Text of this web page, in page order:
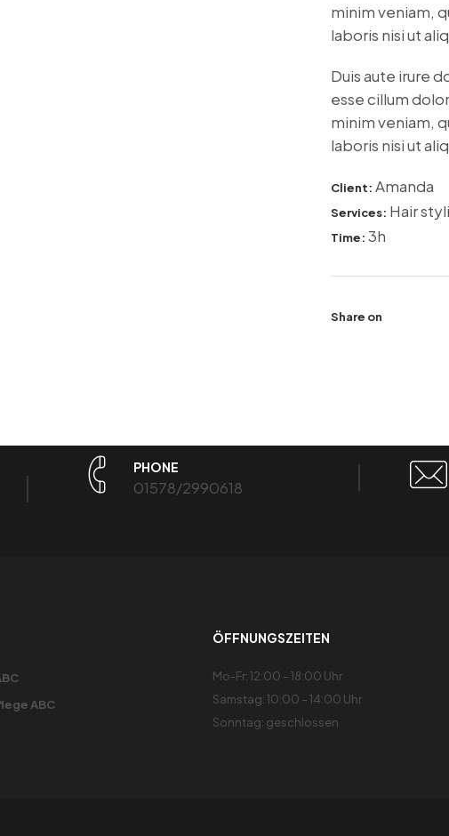
minim veniam,
laboris nisi ut
Duis aute irure
esse cillum
minim veniam,
laboris nisi ut
Client: Amanda
Services: Hair
Time: 3h
Share on
PHONE
01578/2990618
ABC
ÖFFNUNGSZEITEN
Mo-Fr: 12:00 – 18:00 Uhr
Samstag: 10:00 – 14:00 Uhr
Sonntag: geschlossen